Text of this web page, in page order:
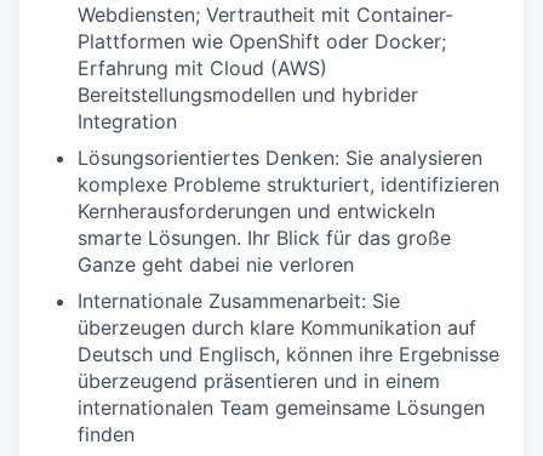
Webdiensten; Vertrautheit mit Container-
Plattformen wie OpenShift oder Docker;
Erfahrung mit Cloud (AWS)
Bereitstellungsmodellen und hybrider
Integration
Lösungsorientiertes Denken: Sie analysieren
komplexe Probleme strukturiert, identifizieren
Kernherausforderungen und entwickeln
smarte Lösungen. Ihr Blick für das große
Ganze geht dabei nie verloren
Internationale Zusammenarbeit: Sie
überzeugen durch klare Kommunikation auf
Deutsch und Englisch, können ihre Ergebnisse
überzeugend präsentieren und in einem
internationalen Team gemeinsame Lösungen
finden